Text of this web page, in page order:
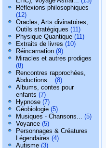
Réflexions philosophiques
(12)
Oracles, Arts divinatoires,
Outils stratégiques (11)
Physique Quantique (11)
Extraits de livres (10)
Réincarnation (9)
Miracles et autres prodiges
(8)
Rencontres rapprochées,
Abductions... (8)
Albums, contes pour
enfants (7)
Hypnose (7)
Géobiologie (5)
Musiques - Chansons... (5)
Voyance (5)
Personnages & Créatures
Légendaires (4)
Autisme (3)